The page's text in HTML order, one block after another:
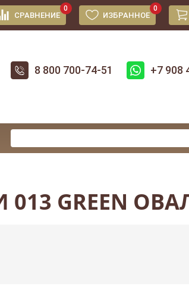
СРАВНЕНИЕ
0
ИЗБРАННОЕ
0
8 800 700-74-51 +7 908
GREEN